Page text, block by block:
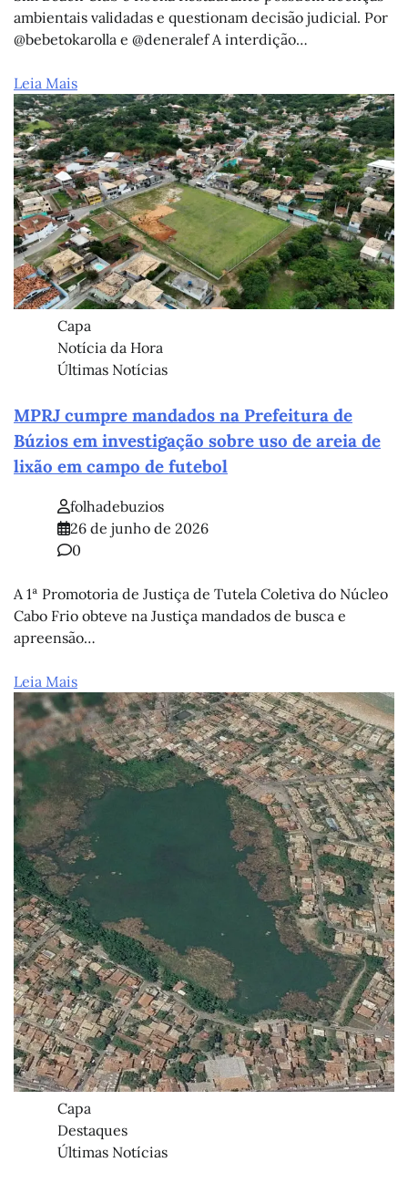
ambientais validadas e questionam decisão judicial. Por
@bebetokarolla e @deneralef A interdição…
Leia Mais
Capa
Notícia da Hora
Últimas Notícias
MPRJ cumpre mandados na Prefeitura de
Búzios em investigação sobre uso de areia de
lixão em campo de futebol
folhadebuzios
26 de junho de 2026
0
A 1ª Promotoria de Justiça de Tutela Coletiva do Núcleo
Cabo Frio obteve na Justiça mandados de busca e
apreensão…
Leia Mais
Capa
Destaques
Últimas Notícias